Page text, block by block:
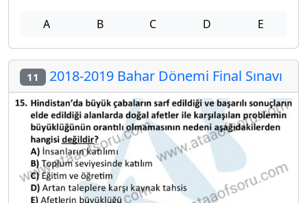
A B C D E
11 2018-2019 Bahar Dönemi Final Sınavı